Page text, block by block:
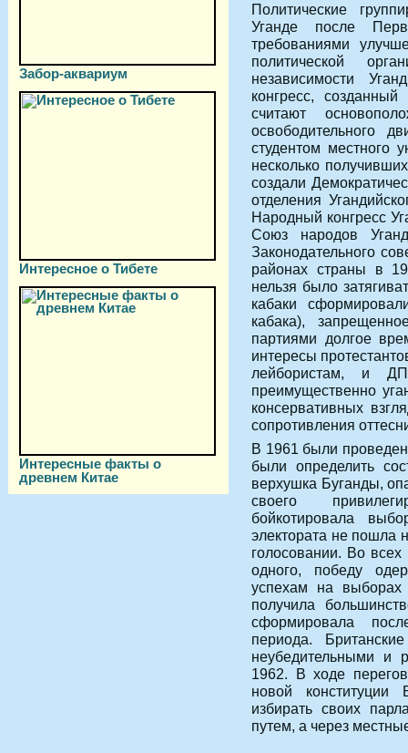
Забор-аквариум
Интересное о Тибете
Интересные факты о
древнем Китае
Политические
Уганде после
требованиями
политической
независимости
конгресс,
считают
освободительного
студентом местного
несколько
создали
отделения
Народный конгресс
Союз народов
Законодательного
районах страны в
нельзя было
кабаки
кабака),
партиями долгое
интересы
лейбористам, и
преимущественно
консервативных
сопротивления
В 1961 были
были определить
верхушка Буганды,
своего
бойкотировала
электората не пошла
голосовании. Во всех
одного, победу
успехам на
получила
сформировала
периода.
неубедительными и
1962. В ходе
новой конституции
избирать своих
путем, а через